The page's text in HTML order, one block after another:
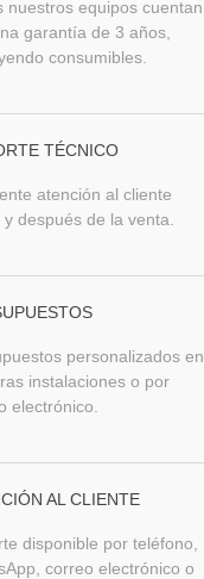
nuestros equipos cuentan
garantía de 3 años,
consumibles.
TÉCNICO
atención al cliente
después de la venta.
personalizados en
instalaciones o por
electrónico.
AL CLIENTE
disponible por teléfono,
correo electrónico o